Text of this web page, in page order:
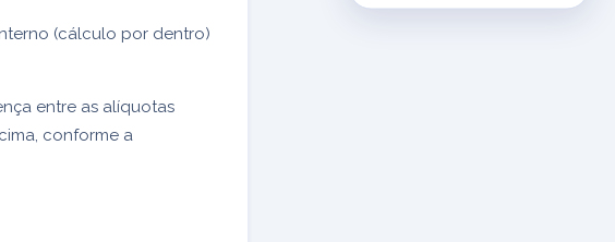
(cálculo por dentro)
entre as alíquotas
conforme a